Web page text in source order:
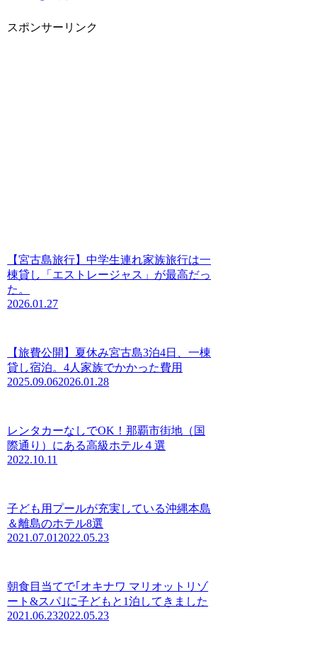
スポンサーリンク
【宮古島旅行】中学生連れ家族旅行は一
棟貸し「エストレージャス」が最高だっ
た。
2026.01.27
【旅費公開】夏休み宮古島3泊4日、一棟
貸し宿泊。4人家族でかかった費用
2025.09.062026.01.28
レンタカーなしでOK！那覇市街地（国
際通り）にある高級ホテル４選
2022.10.11
子ども用プールが充実している沖縄本島
＆離島のホテル8選
2021.07.01 2022.05.23
朝食目当てで｢オキナワ マリオットリゾ
ート&スパ｣に子どもと1泊してきました
2021.06.232022.05.23